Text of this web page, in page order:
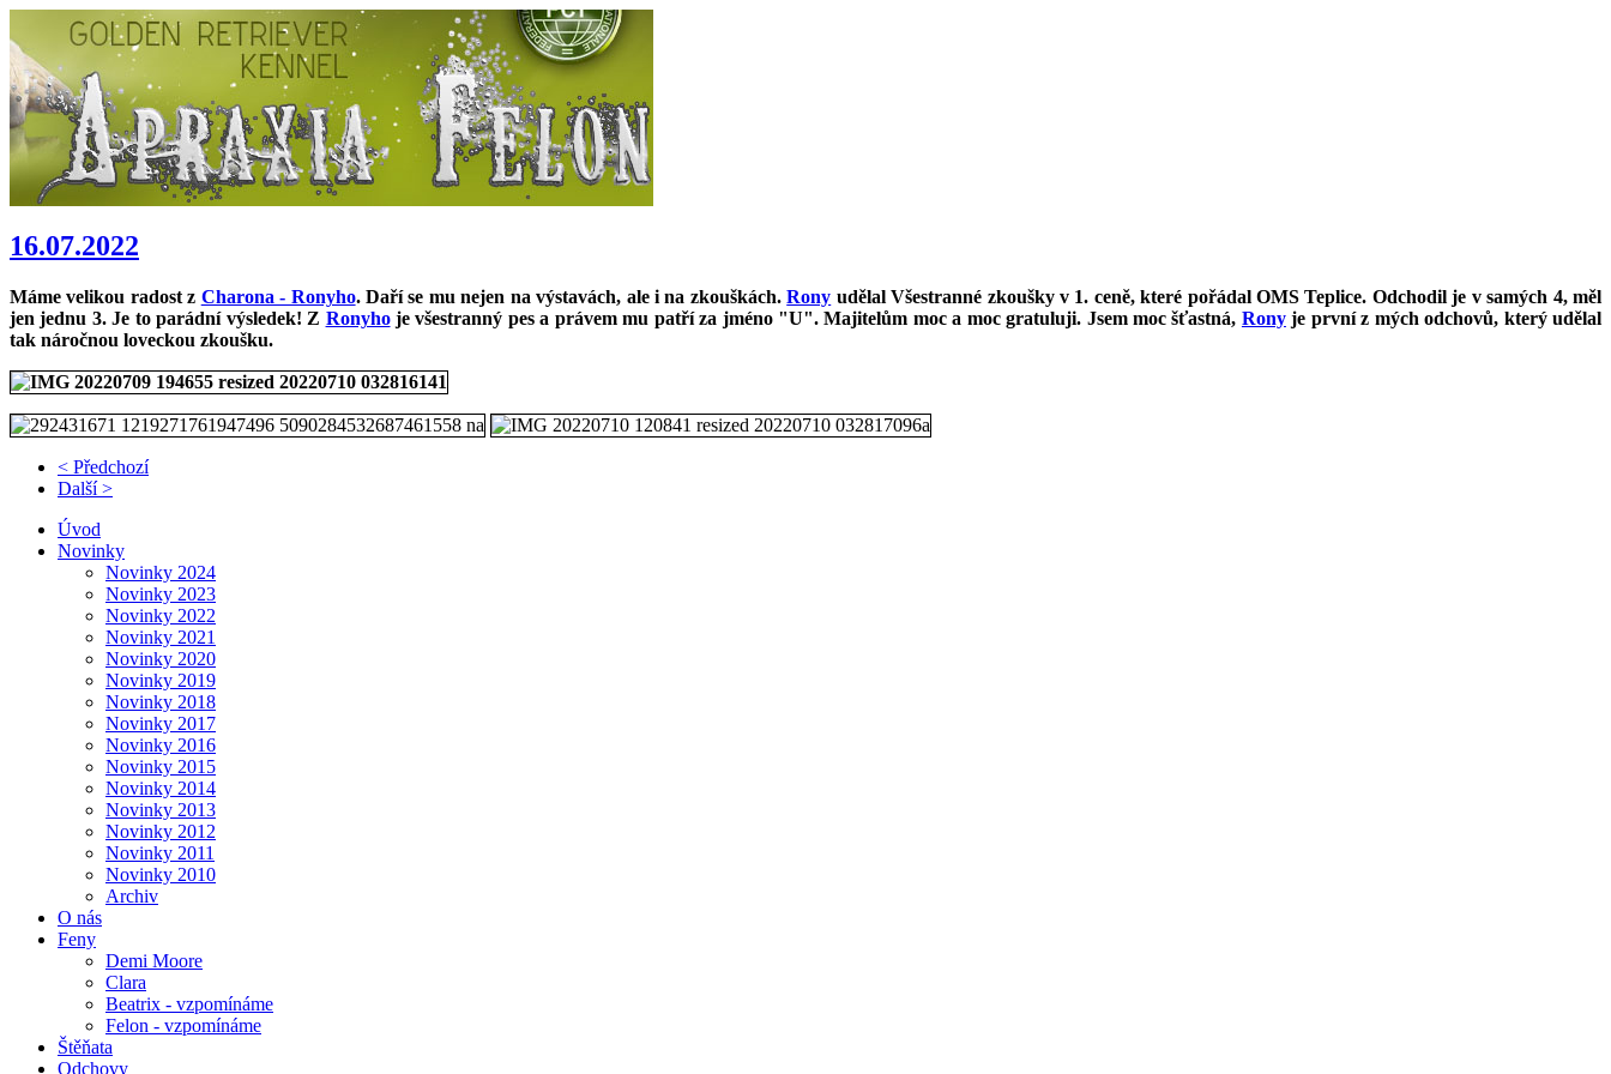
16.07.2022
Máme velikou radost z Charona - Ronyho. Daří se mu nejen na výstavách, ale i na zkouškách.Rony udělal Všestranné zkoušky v 1. ceně, které pořádal OMS Teplice. Odchodil je v samých 4, měl
jen jednu 3. Je to parádní výsledek! Z Ronyhoje všestranný pes a právem mu patří za jméno "U". Majitelům moc a moc gratuluji. Jsem moc šťastná, Ronyje první z mých odchovů, který udělal
tak náročnou loveckou zkoušku.
< Předchozí
Další >
Úvod
Novinky
Novinky 2024
Novinky 2023
Novinky 2022
Novinky 2021
Novinky 2020
Novinky 2019
Novinky 2018
Novinky 2017
Novinky 2016
Novinky 2015
Novinky 2014
Novinky 2013
Novinky 2012
Novinky 2011
Novinky 2010
Archiv
O nás
Feny
Demi Moore
Clara
Beatrix - vzpomínáme
Felon - vzpomínáme
Štěňata
Odchovy